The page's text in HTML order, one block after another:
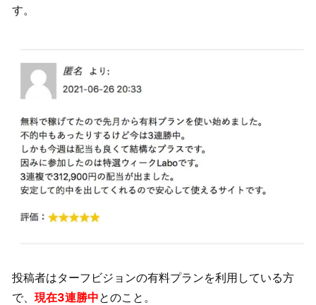
す。
投稿者はターフビジョンの有料プランを利用している方
で、 現在3連勝中とのこと。